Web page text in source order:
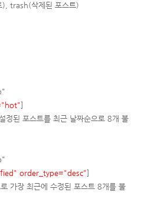
), trash(삭제된 포스트)
]
정된 포스트를 최근 날짜순으로 8개 불
order_type="desc"]
가장 최근에 수정된 포스트 8개를 불